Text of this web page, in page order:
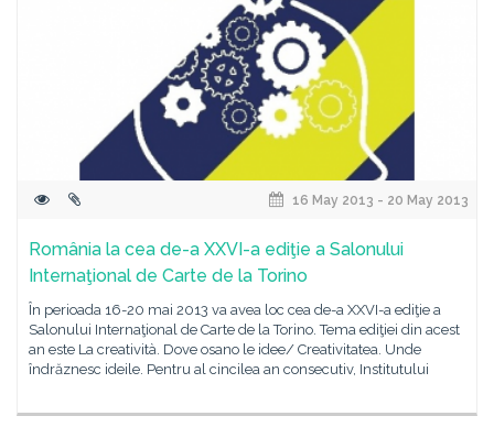
16 May 2013 - 20 May 2013
România la cea de-a XXVI-a ediţie a Salonului
Internaţional de Carte de la Torino
În perioada 16-20 mai 2013 va avea loc cea de-a XXVI-a ediţie a
Salonului Internaţional de Carte de la Torino. Tema ediţiei din acest
an este La creatività. Dove osano le idee/ Creativitatea. Unde
îndrăznesc ideile. Pentru al cincilea an consecutiv, Institutului